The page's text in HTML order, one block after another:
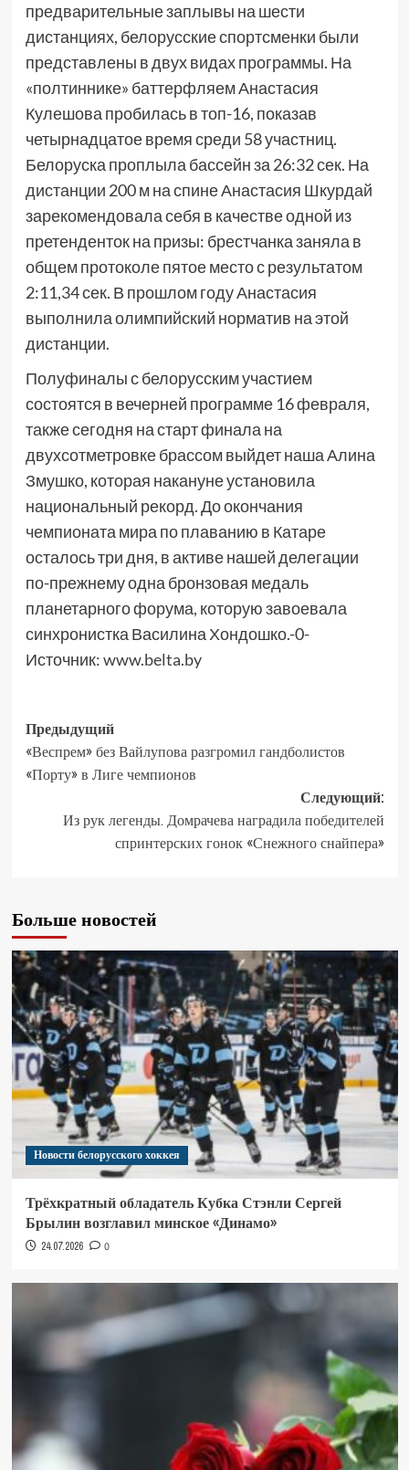
предварительные заплывы на шести
дистанциях, белорусские спортсменки были
представлены в двух видах программы. На
«полтиннике» баттерфляем Анастасия
Кулешова пробилась в топ-16, показав
четырнадцатое время среди 58 участниц.
Белоруска проплыла бассейн за 26:32 сек. На
дистанции 200 м на спине Анастасия Шкурдай
зарекомендовала себя в качестве одной из
претенденток на призы: брестчанка заняла в
общем протоколе пятое место с результатом
2:11,34 сек. В прошлом году Анастасия
выполнила олимпийский норматив на этой
дистанции.
Полуфиналы с белорусским участием
состоятся в вечерней программе 16 февраля,
также сегодня на старт финала на
двухсотметровке брассом выйдет наша Алина
Змушко, которая накануне установила
национальный рекорд. До окончания
чемпионата мира по плаванию в Катаре
осталось три дня, в активе нашей делегации
по-прежнему одна бронзовая медаль
планетарного форума, которую завоевала
синхронистка Василина Хондошко.-0-
Источник:www.belta.by
Предыдущий
«Веспрем» без Вайлупова разгромил гандболистов
«Порту» в Лиге чемпионов
Следующий:
Из рук легенды. Домрачева наградила победителей
спринтерских гонок «Снежного снайпера»
Больше новостей
Новости белорусского хоккея
Трёхкратный обладатель Кубка Стэнли Сергей
Брылин возглавил минское «Динамо»
24.07.2026 0